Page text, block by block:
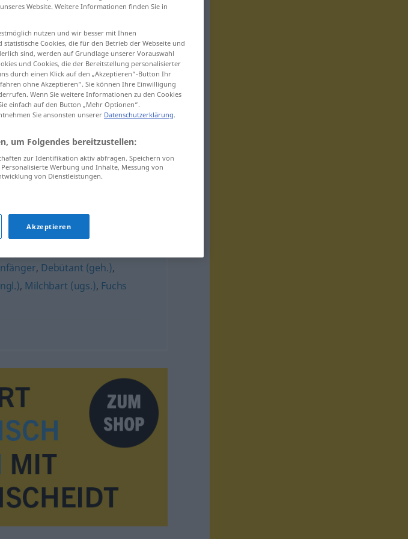
, Debütant (geh.),
, Milchbart (ugs.), Fuchs
Website. Weitere Informationen finden Sie in
nutzen und wir besser mit Ihnen
Cookies, die für den Betrieb der Webseite und
sind, werden auf Grundlage unserer Vorauswahl
und Cookies, die der Bereitstellung personalisierter
durch einen Klick auf den „Akzeptieren“-Button Ihr
ohne Akzeptieren“. Sie können Ihre Einwilligung
Wenn Sie weitere Informationen zu den Cookies
einfach auf den Button „Mehr Optionen“.
Sie ansonsten unserer Datenschutzerklärung.
um Folgendes bereitzustellen:
zur Identifikation aktiv abfragen. Speichern von
Werbung und Inhalte, Messung von
von Dienstleistungen.
Akzeptieren